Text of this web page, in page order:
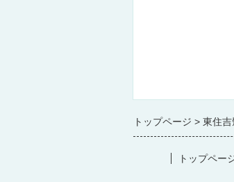
トップページ 東住
トップペー